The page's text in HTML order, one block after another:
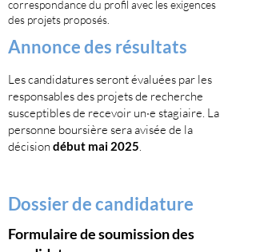
correspondance du profil avec les exigences
des projets proposés.
Annonce des résultats
​Les candidatures seront évaluées par les
responsables des projets de recherche
susceptibles de recevoir un·e stagiaire. La
personne boursière sera avisée de la
décision début mai 2025.
Dossier de candidature
Formulaire de soumission des